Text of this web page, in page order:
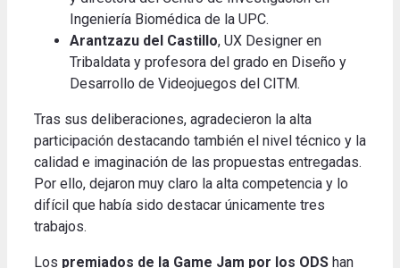
Ingeniería Biomédica de la UPC.
Arantzazu del Castillo, UX Designer en
Tribaldata y profesora del grado en Diseño y
Desarrollo de Videojuegos del CITM.
Tras sus deliberaciones, agradecieron la alta
participación destacando también el nivel técnico y la
calidad e imaginación de las propuestas entregadas.
Por ello, dejaron muy claro la alta competencia y lo
difícil que había sido destacar únicamente tres
trabajos.
Los premiados de la Game Jam por los ODS han